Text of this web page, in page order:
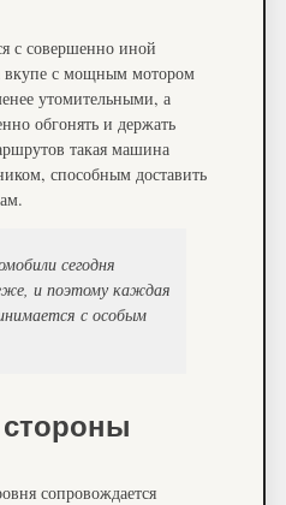
с совершенно иной
вкупе с мощным мотором
утомительными, а
обгонять и держать
такая машина
способным доставить
сегодня
и поэтому каждая
с особым
сопровождается